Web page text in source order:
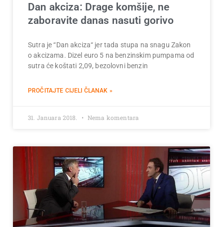
Dan akciza: Drage komšije, ne
zaboravite danas nasuti gorivo
Sutra je “Dan akciza“ jer tada stupa na snagu Zakon
o akcizama. Dizel euro 5 na benzinskim pumpama od
sutra će koštati 2,09, bezolovni benzin
PROČITAJTE CIJELI ČLANAK »
31. Januara 2018. Nema komentara